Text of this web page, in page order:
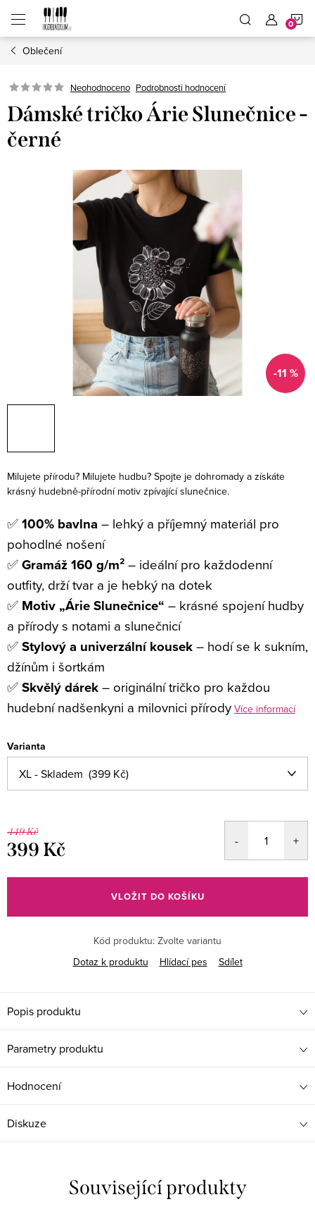
obsah
Oblečení
Neohodnoceno Podrobnosti hodnocení
Dámské tričko Árie Slunečnice -
černé
-11 %
Milujete přírodu? Milujete hudbu? Spojte je dohromady a získáte
krásný hudebně-přírodní motiv zpívající slunečnice.
✅100% bavlna – lehký a příjemný materiál pro
pohodlné nošení
✅Gramáž 160 g/m²– ideální pro každodenní
outfity, drží tvar a je hebký na dotek
✅ Motiv „Árie Slunečnice“ – krásné spojení hudby
a přírody s notami a slunečnicí
✅Stylový a univerzální kousek– hodí se k sukním,
džínům i šortkám
✅Skvělý dárek– originální tričko pro každou
hudební nadšenkyni a milovnici přírody Více informací
Varianta
449 Kč
399 Kč
cena:
VLOŽIT DO KOŠÍKU
Kód produktu: Zvolte variantu
Dotaz k produktu
Hlídací pes Sdílet
Popis produktu
Parametry produktu
Hodnocení
Diskuze
Související produkty